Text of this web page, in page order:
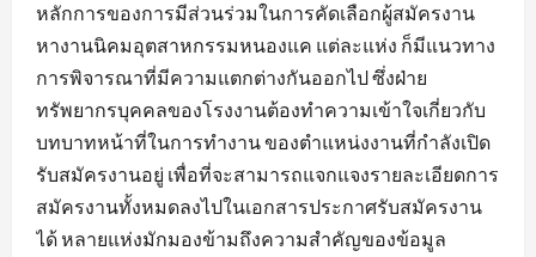
หลักการของการมีส่วนร่วมในการคัดเลือกผู้สมัครงาน
หางานนิคมอุตสาหกรรมหนองแค แต่ละแห่ง ก็มีแนวทาง
การพิจารณาที่มีความแตกต่างกันออกไป ซึ่งฝ่าย
ทรัพยากรบุคคลของโรงงานต้องทำความเข้าใจเกี่ยวกับ
บทบาทหน้าที่ในการทำงาน ของตำแหน่งงานที่กำลังเปิด
รับสมัครงานอยู่ เพื่อที่จะสามารถแจกแจงรายละเอียดการ
สมัครงานทั้งหมดลงไปในเอกสารประกาศรับสมัครงาน
ได้ หลายแห่งมักมองข้ามถึงความสำคัญของข้อมูล